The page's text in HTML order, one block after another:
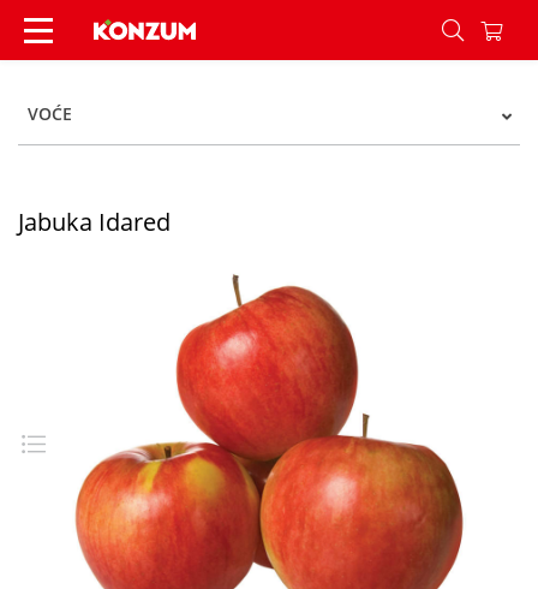
Jabuka Idared - Konzum
VOĆE
Jabuka Idared